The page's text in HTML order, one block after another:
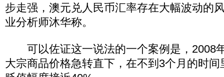
步走强，澳元兑人民币汇率存在大幅波动的
业分析师沐华称。
可以佐证这一说法的一个案例是，2008
大宗商品价格急转直下，在不到3个月的时